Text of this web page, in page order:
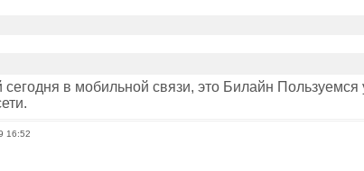
сегодня в мобильной связи, это Билайн
16:52